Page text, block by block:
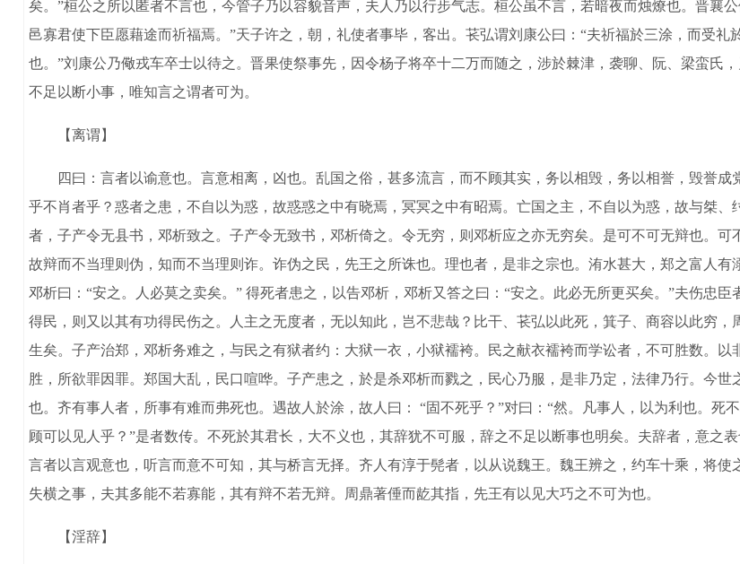
矣。”桓公之所以匿者不言也，今管子乃以容貌音声，夫人乃以行步气志。桓公虽不言，若暗夜而烛燎也。晋襄
邑寡君使下臣愿藉途而祈福焉。”天子许之，朝，礼使者事毕，客出。苌弘谓刘康公曰：“夫祈福於三涂，而受
也。”刘康公乃儆戎车卒士以待之。晋果使祭事先，因令杨子将卒十二万而随之，涉於棘津，袭聊、阮、梁蛮氏
不足以断小事，唯知言之谓者可为。
【离谓】
四曰：言者以谕意也。言意相离，凶也。乱国之俗，甚多流言，而不顾其实，务以相毁，务以相誉，毁誉成
乎不肖者乎？惑者之患，不自以为惑，故惑惑之中有晓焉，冥冥之中有昭焉。亡国之主，不自以为惑，故与桀
者，子产令无县书，邓析致之。子产令无致书，邓析倚之。令无穷，则邓析应之亦无穷矣。是可不可无辩也。可
故辩而不当理则伪，知而不当理则诈。诈伪之民，先王之所诛也。理也者，是非之宗也。洧水甚大，郑之富人有
邓析曰：“安之。人必莫之卖矣。” 得死者患之，以告邓析，邓析又答之曰：“安之。此必无所更买矣。”夫伤忠
得民，则又以其有功得民伤之。人主之无度者，无以知此，岂不悲哉？比干、苌弘以此死，箕子、商容以此穷
生矣。子产治郑，邓析务难之，与民之有狱者约：大狱一衣，小狱襦袴。民之献衣襦袴而学讼者，不可胜数。
胜，所欲罪因罪。郑国大乱，民口喧哗。子产患之，於是杀邓析而戮之，民心乃服，是非乃定，法律乃行。今
也。齐有事人者，所事有难而弗死也。遇故人於涂，故人曰： “固不死乎？”对曰：“然。凡事人，以为利也。死
顾可以见人乎？”是者数传。不死於其君长，大不义也，其辞犹不可服，辞之不足以断事也明矣。夫辞者，意之
言者以言观意也，听言而意不可知，其与桥言无择。齐人有淳于髡者，以从说魏王。魏王辨之，约车十乘，将
失横之事，夫其多能不若寡能，其有辩不若无辩。周鼎著倕而龁其指，先王有以见大巧之不可为也。
【淫辞】